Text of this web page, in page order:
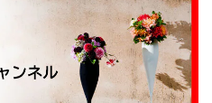
り安心しました。 また、